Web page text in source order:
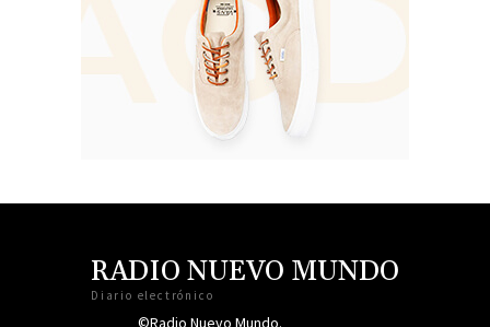
RADIO NUEVO MUNDO
Diario electrónico